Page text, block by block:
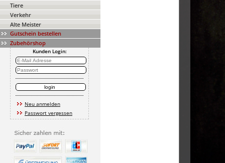
Tiere
Verkehr
Alte Meister
Gutschein bestellen
Zubehörshop
Kunden Login:
Neu anmelden
Passwort vergessen